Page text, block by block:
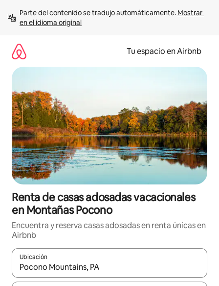
contenido
Parte del contenido se tradujo automáticamente. Mostrar
en el idioma original
Tu espacio en Airbnb
Renta de casas adosadas vacacionales
en Montañas Pocono
Encuentra y reserva casas adosadas en renta únicas en
Airbnb
Ubicación
Cuando los resultados estén disponibles, podrás navegar